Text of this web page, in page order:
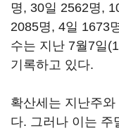
명, 30일 2562명,
2085명, 4일 1673
수는 지난 7월7일
기록하고 있다.
확산세는 지난주
다. 그러나 이는 주